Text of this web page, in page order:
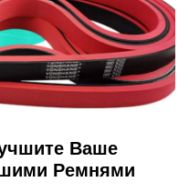
Ваше
Ремнями